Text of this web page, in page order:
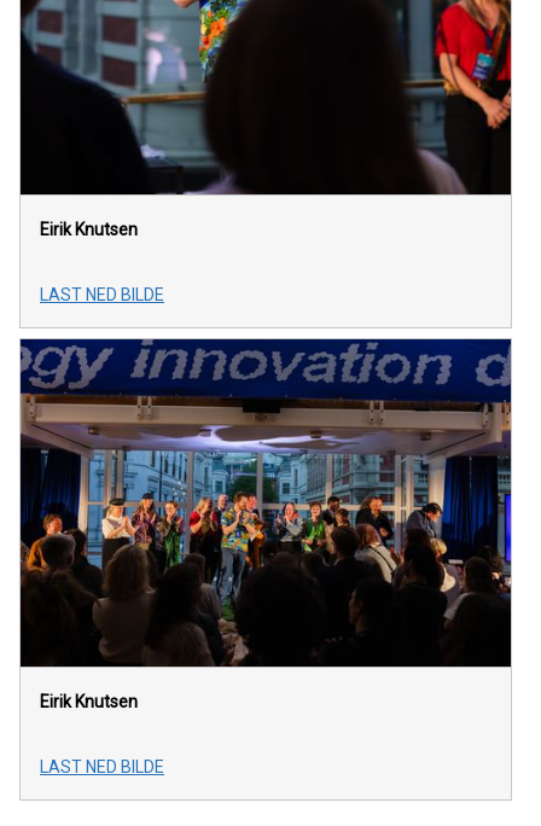
Eirik Knutsen
LAST NED BILDE
Eirik Knutsen
LAST NED BILDE